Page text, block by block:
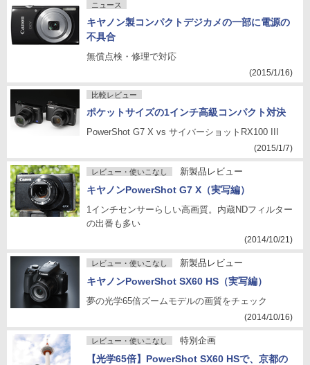
ニュース
キヤノン製コンパクトデジカメの一部に電源の
不具合
無償点検・修理で対応
(2015/1/16)
比較レビュー
ポケットサイズの1インチ高級コンパクト対決
PowerShot G7 X vs サイバーショットRX100 III
(2015/1/7)
レビュー・使いこなし 新製品レビュー
キヤノンPowerShot G7 X（実写編）
1インチセンサーらしい高画質。内蔵NDフィルター
の出番も多い
(2014/10/21)
レビュー・使いこなし 新製品レビュー
キヤノンPowerShot SX60 HS（実写編）
夢の光学65倍ズームモデルの画質をチェック
(2014/10/16)
レビュー・使いこなし 特別企画
【光学65倍】PowerShot SX60 HSで、京都の